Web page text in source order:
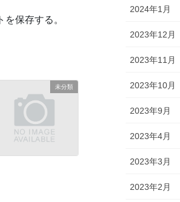
保存する。
未分類
2024年1月
2023年12月
2023年11月
2023年10月
2023年9月
2023年4月
2023年3月
2023年2月